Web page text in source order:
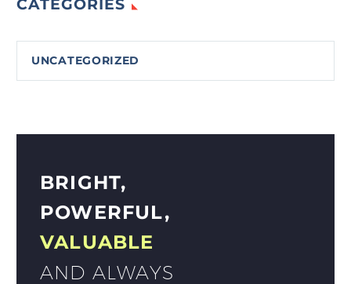
CATEGORIES
UNCATEGORIZED
BRIGHT,
POWERFUL,
VALUABLE
AND ALWAYS